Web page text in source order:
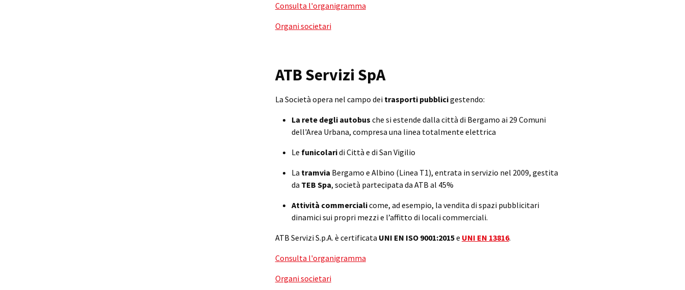
Consulta l'organigramma
Organi societari
ATB Servizi SpA
La Società opera nel campo dei trasporti pubblicigestendo:
La rete degli autobus che si estende dalla città di Bergamo ai 29 Comuni
dell'Area Urbana, compresa una linea totalmente elettrica
Le funicolaridi Città e di San Vigilio
La tramvia Bergamo e Albino (Linea T1), entrata in servizio nel 2009, gestita
da TEB Spa, società partecipata da ATB al 45%
Attività commercialicome, ad esempio, la vendita di spazi pubblicitari
dinamici sui propri mezzi e l’affitto di locali commerciali.
ATB Servizi S.p.A. è certificata UNI EN ISO 9001:2015e UNI EN 13816.
Consulta l'organigramma
Organi societari